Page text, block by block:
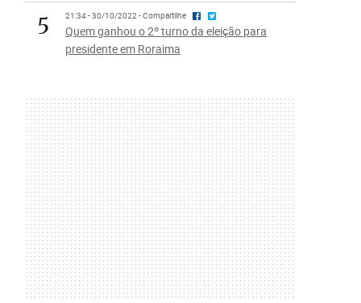
5 21:34 - 30/10/2022 - Compartilhe
Quem ganhou o 2º turno da eleição para
presidente em Roraima